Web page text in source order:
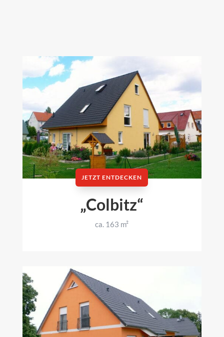
JETZT ENTDECKEN
„Colbitz“
ca. 163 m²